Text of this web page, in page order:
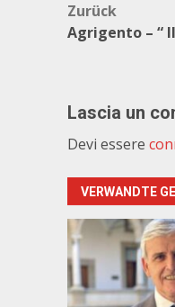
Zurück
Agrigento – “
Lascia un
Devi essere
VERWANDTE